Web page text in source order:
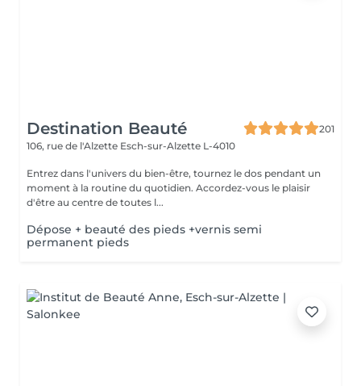
Destination Beauté
201
106, rue de l'Alzette Esch-sur-Alzette L-4010
Entrez dans l'univers du bien-être, tournez le dos pendant un
moment à la routine du quotidien. Accordez-vous le plaisir
d'être au centre de toutes l...
Dépose + beauté des pieds +vernis semi
permanent pieds